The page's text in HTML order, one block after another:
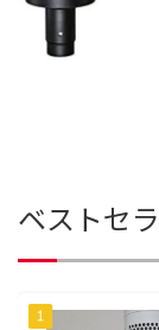
ベストセ